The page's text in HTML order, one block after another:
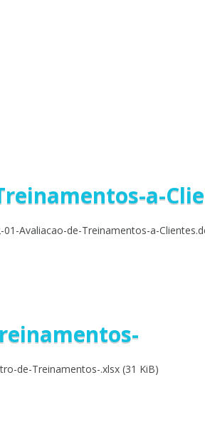
a-
Avaliacao-de-Treinamentos-a-
de-Treinamentos-.xlsx (31 KiB)